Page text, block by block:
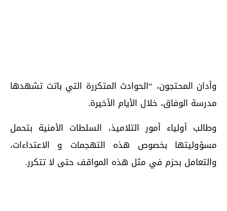
وأدان المحتجون، “الحوادث المتكررة التي باتت تشهدها
مدرسة الوفاق، خلال الأيام الأخيرة.
وطالب أولياء أمور التلاميذ، السلطات الأمنية بتحمل
مسؤوليتها بخصوص هذه التهجمات و الاعتداءات،
والتعامل بحزم في مثل هذه المواقف حتى لا تتكرر.